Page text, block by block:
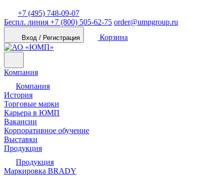
+7 (495) 748-09-07
Беспл. линия +7 (800) 505-62-75 order@umpgroup.ru
Вход / Регистрация Корзина
Компания
Компания
История
Торговые марки
Карьера в ЮМП
Вакансии
Корпоративное обучение
Выставки
Продукция
Продукция
Маркировка BRADY